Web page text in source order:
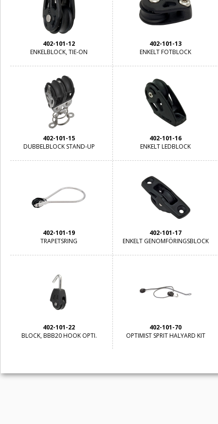
402-101-12
ENKELBLOCK, TIE-ON
402-101-13
ENKELT FOTBLOCK
402-101-15
DUBBELBLOCK STAND-UP
402-101-16
ENKELT LEDBLOCK
402-101-19
TRAPETSRING
402-101-17
ENKELT GENOMFÖRINGSBLOCK
402-101-22
BLOCK, BBB20 HOOK OPTI.
402-101-70
OPTIMIST SPRIT HALYARD KIT